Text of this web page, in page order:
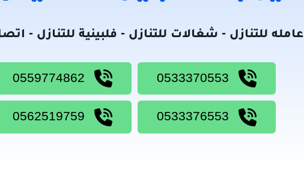
عامله للتنازل - شغالات للتنازل - فلبينية للتنازل -